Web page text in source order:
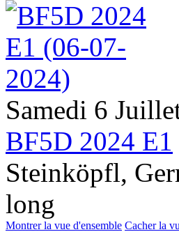
Samedi 6
BF5D 2024 E1
Steinköpfl,
long
Montrer la vue d'ensemble Cacher la